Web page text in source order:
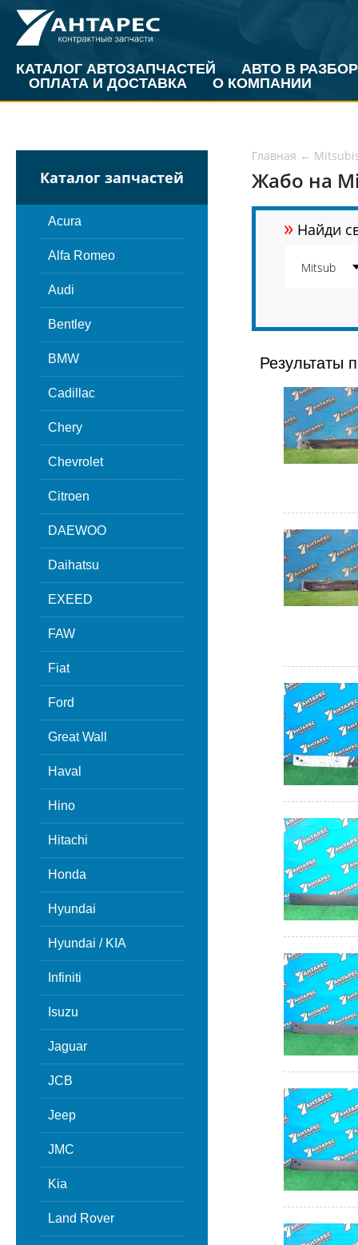
КАТАЛОГ АВТОЗАПЧАСТЕЙ
АВТО В РАЗБОР
ОПЛАТА И ДОСТАВКА
О КОМПАНИИ
Каталог запчастей
Acura
Alfa Romeo
Audi
Bentley
BMW
Cadillac
Chery
Chevrolet
Citroen
DAEWOO
Daihatsu
EXEED
FAW
Fiat
Ford
Great Wall
Haval
Hino
Hitachi
Honda
Hyundai
Hyundai / KIA
Infiniti
Isuzu
Jaguar
JCB
Jeep
JMC
Kia
Land Rover
Главная ←
Жабо на
» Найди
Результаты